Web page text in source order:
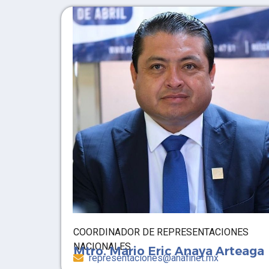
COORDINADOR DE REPRESENTACIONES
NACIONALES
Mtro. Mario Eric Anaya Arteaga
representaciones@anafinet.mx